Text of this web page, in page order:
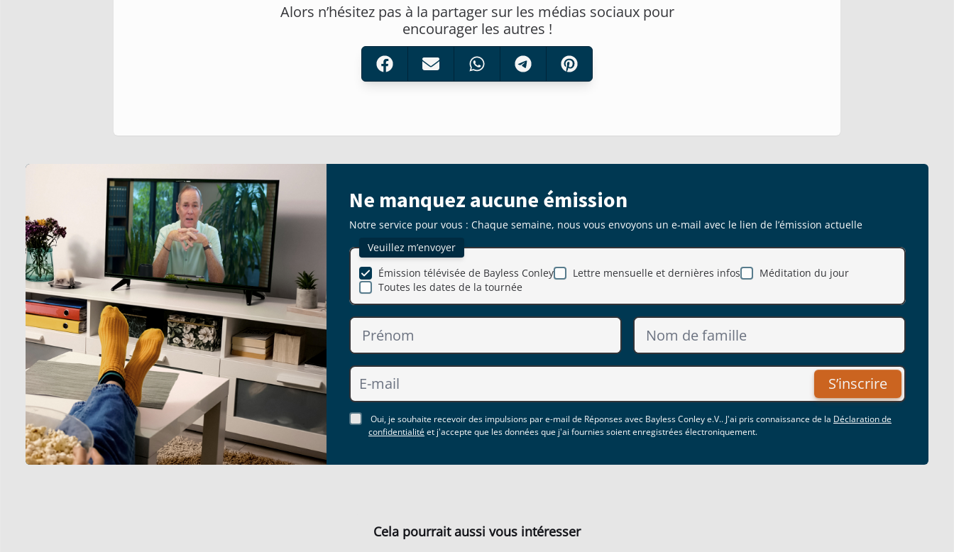
Alors n’hésitez pas à la partager sur les médias sociaux pour
encourager les autres !
Ne manquez aucune émission
Notre service pour vous : Chaque semaine, nous vous envoyons un e-mail avec le lien de l’émission actuelle
Veuillez m’envoyer
Lettre mensuelle et dernières infos
Méditation du jour
Émission télévisée de Bayless Conley
Toutes les dates de la tournée
S’inscrire
Oui, je souhaite recevoir des impulsions par e-mail de Réponses avec Bayless Conley e.V.. J'ai pris connaissance de la Déclaration de
confidentialitéet j'accepte que les données que j'ai fournies soient enregistrées électroniquement.
Cela pourrait aussi vous intéresser